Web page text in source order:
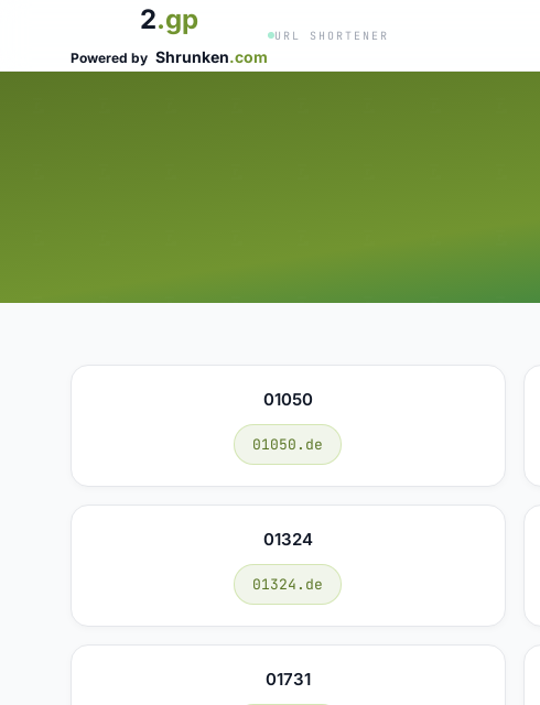
2.gp
Powered by Shrunken.com
URL SHORTENER
01050
01050.de
01324
01324.de
01731